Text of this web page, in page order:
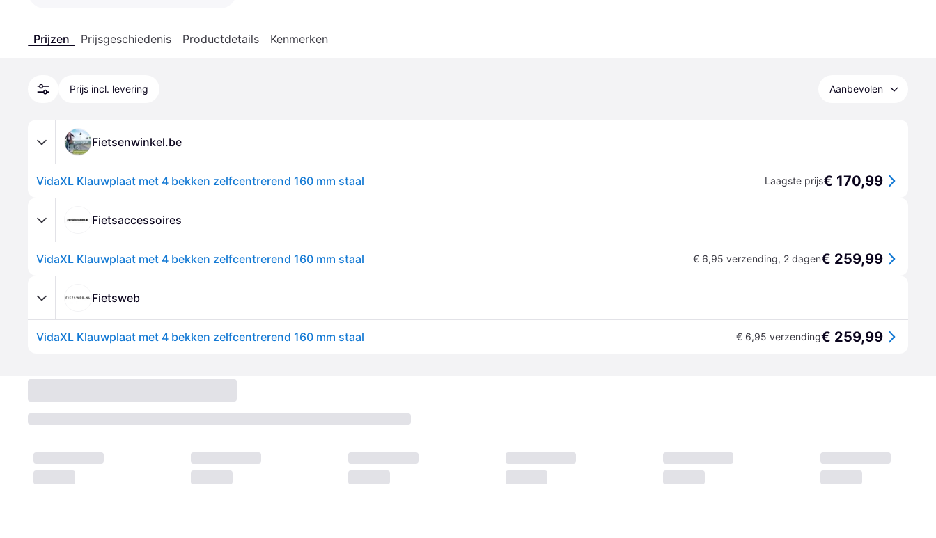
Prijzen Prijsgeschiedenis Productdetails Kenmerken
Prijs incl. levering Aanbevolen
Fietsenwinkel.be
VidaXL Klauwplaat met 4 bekken zelfcentrerend 160 mm staal Laagste prijs€ 170,99
Fietsaccessoires
VidaXL Klauwplaat met 4 bekken zelfcentrerend 160 mm staal € 6,95 verzending, 2 dagen€ 259,99
Fietsweb
VidaXL Klauwplaat met 4 bekken zelfcentrerend 160 mm staal € 6,95 verzending€ 259,99